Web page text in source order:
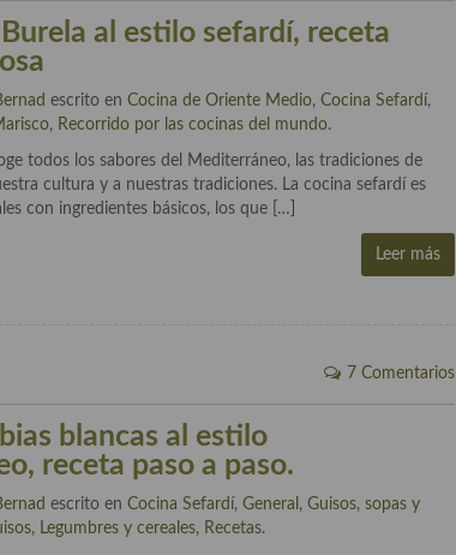
al estilo sefardí, receta
escrito enCocina de Oriente Medio,Cocina Sefardí,
, Recorrido por las cocinas del mundo.
todos los sabores del Mediterráneo, las tradiciones de
cultura y a nuestras tradiciones. La cocina sefardí es
con ingredientes básicos, los que […]
Leer más
7 Comentarios
blancas al estilo
receta paso a paso.
escrito enCocina Sefardí,General ,Guisos, sopas y
, Legumbres y cereales, Recetas.